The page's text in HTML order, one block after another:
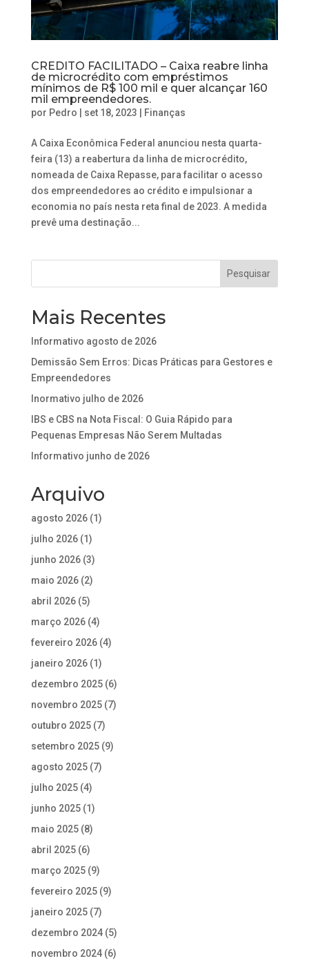
CREDITO FACILITADO – Caixa reabre linha
de microcrédito com empréstimos
mínimos de R$ 100 mil e quer alcançar 160
mil empreendedores.
por Pedro set 18, 2023 Finanças
A Caixa Econômica Federal anunciou nesta quarta-
feira (13) a reabertura da linha de microcrédito,
nomeada de Caixa Repasse, para facilitar o acesso
dos empreendedores ao crédito e impulsionar a
economia no país nesta reta final de 2023. A medida
prevê uma destinação...
Mais Recentes
Informativo agosto de 2026
Demissão Sem Erros: Dicas Práticas para Gestores e
Empreendedores
Inormativo julho de 2026
IBS e CBS na Nota Fiscal: O Guia Rápido para
Pequenas Empresas Não Serem Multadas
Informativo junho de 2026
Arquivo
agosto 2026(1)
julho 2026(1)
junho 2026(3)
maio 2026(2)
abril 2026(5)
março 2026(4)
fevereiro 2026(4)
janeiro 2026(1)
dezembro 2025(6)
novembro 2025(7)
outubro 2025(7)
setembro 2025(9)
agosto 2025(7)
julho 2025(4)
junho 2025(1)
maio 2025(8)
abril 2025(6)
março 2025(9)
fevereiro 2025(9)
janeiro 2025(7)
dezembro 2024(5)
novembro 2024(6)